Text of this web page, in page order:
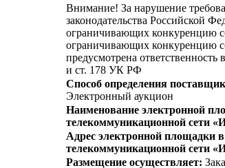
Внимание! За нарушение
законодательства Российской
ограничивающих конкуренцию
ограничивающих конкуренцию
предусмотрена
и ст. 178 УК РФ
Способ определения
Электронный аукцион
Наименование электронной
телекоммуникационной сети
Адрес электронной площадки
телекоммуникационной сети
Размещение осуществляет: